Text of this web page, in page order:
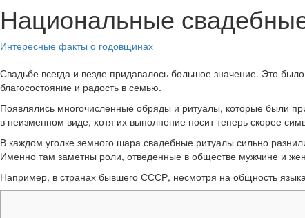
Национальные
Интересные факты о годовщинах
Свадьбе всегда и везде придавалось большое значение. Это
благосостояние и радость в семью.
Появлялись многочисленные обряды и ритуалы, которые были
в неизменном виде, хотя их выполнение носит теперь скорее
В каждом уголке земного шара свадебные ритуалы сильно
Именно там заметны роли, отведенные в обществе мужчине и
Например, в странах бывшего СССР, несмотря на общность